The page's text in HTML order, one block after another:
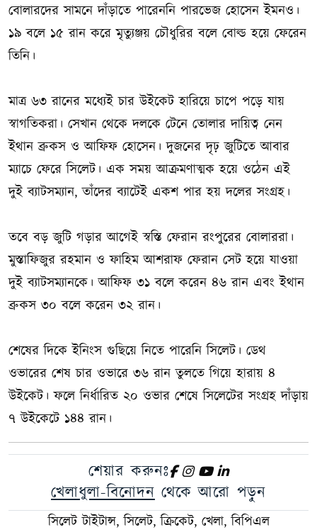
বোলারদের সামনে দাঁড়াতে পারেননি পারভেজ হোসেন ইমনও।
১৯ বলে ১৫ রান করে মৃত্যুঞ্জয় চৌধুরির বলে বোল্ড হয়ে ফেরেন
তিনি।
মাত্র ৬৩ রানের মধ্যেই চার উইকেট হারিয়ে চাপে পড়ে যায়
স্বাগতিকরা। সেখান থেকে দলকে টেনে তোলার দায়িত্ব নেন
ইথান ব্রুকস ও আফিফ হোসেন। দুজনের দৃঢ় জুটিতে আবার
ম্যাচে ফেরে সিলেট। এক সময় আক্রমণাত্মক হয়ে ওঠেন এই
দুই ব্যাটসম্যান, তাঁদের ব্যাটেই একশ পার হয় দলের সংগ্রহ।
তবে বড় জুটি গড়ার আগেই স্বস্তি ফেরান রংপুরের বোলাররা।
মুস্তাফিজুর রহমান ও ফাহিম আশরাফ ফেরান সেট হয়ে যাওয়া
দুই ব্যাটসম্যানকে। আফিফ ৩১ বলে করেন ৪৬ রান এবং ইথান
ব্রুকস ৩০ বলে করেন ৩২ রান।
শেষের দিকে ইনিংস গুছিয়ে নিতে পারেনি সিলেট। ডেথ
ওভারের শেষ চার ওভারে ৩৬ রান তুলতে গিয়ে হারায় ৪
উইকেট। ফলে নির্ধারিত ২০ ওভার শেষে সিলেটের সংগ্রহ দাঁড়ায়
৭ উইকেটে ১৪৪ রান।
শেয়ার করুনঃ
খেলাধুলা-বিনোদন থেকে আরো পড়ুন
সিলেট টাইটান্স, সিলেট, ক্রিকেট, খেলা, বিপিএল